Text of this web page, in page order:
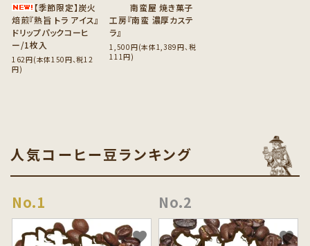
【季節限定】炭火
焙煎『熟旨 トラ アイス』
ドリップパックコーヒ
ー/1枚入
162円(本体150円、税12
円)
南蛮屋 焼き菓子
工房『南蛮 濃厚カステ
ラ』
1,500円(本体1,389円、税
111円)
人気コーヒー豆ランキング
favorite favorite